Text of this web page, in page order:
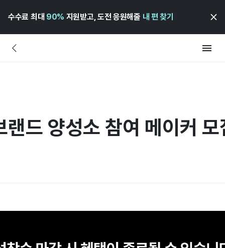
수수료 최대 90% 지원받고, 도전 응원해줄 내 편 찾기
드 양성소 참여 메이커 모